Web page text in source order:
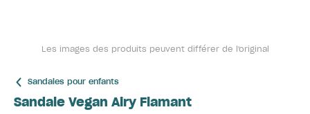
Les images des produits peuvent différer de l'original
Sandales pour enfants
Sandale Vegan Airy Flamant